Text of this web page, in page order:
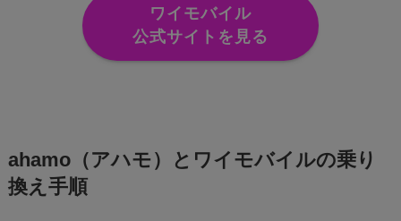
ワイモバイル
公式サイトを見る
ahamo（アハモ）とワイモバイルの乗り
換え手順